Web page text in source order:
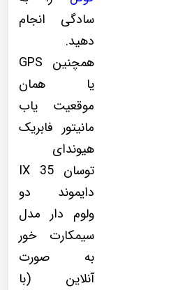
سادگی انجام
دهید.
همچنین GPS
یا همان
موقعیت یاب
مانیتور فابریک
هیوندای
توسان IX 35
دایموند دو
ولوم دار مدل
سیمکارت خور
به صورت
آنلاین (با